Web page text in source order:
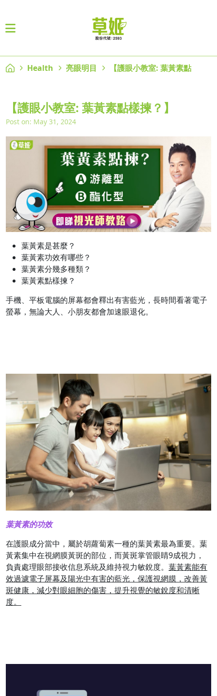
Health 亮眼明目 【護眼小教室: 葉黃素點
【護眼小教室: 葉黃素點樣揀？】
Post on: May 31, 2024
葉黃素是甚麼？
葉黃素功效有哪些？
葉黃素分幾多種類？
葉黃素點樣揀？
手機、平板電腦的屏幕都會釋出有害藍光，長時間看著電子
螢幕，無論大人、小朋友都會加速眼退化。
葉黃素的功效
在護眼成分當中，屬於胡蘿蔔素一種的葉黃素最為重要。葉
黃素集中在視網膜黃斑的部位，而黃斑掌管眼睛9成視力，
負責處理眼部接收信息系統及維持視力敏銳度。 葉黃素能有
效過濾電子屏幕及陽光中有害的藍光，保護視網膜，改善黃
斑健康，減少對眼細胞的傷害，提升視覺的敏銳度和清晰
度。